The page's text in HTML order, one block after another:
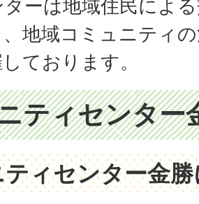
ーは地域住民によ
地域コミュニティ
ております。
ティセンター
ィセンター金